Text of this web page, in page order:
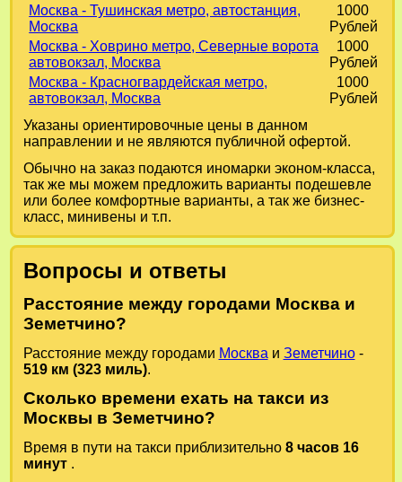
Москва - Тушинская метро, автостанция,
Москва
1000
Рублей
Москва - Ховрино метро, Северные ворота
автовокзал, Москва
1000
Рублей
Москва - Красногвардейская метро,
автовокзал, Москва
1000
Рублей
Указаны ориентировочные цены в данном
направлении и не являются публичной офертой.
Обычно на заказ подаются иномарки эконом-класса,
так же мы можем предложить варианты подешевле
или более комфортные варианты, а так же бизнес-
класс, минивены и т.п.
Вопросы и ответы
Расстояние между городами Москва и
Земетчино?
Расстояние между городами Москва и Земетчино-
519 км (323 миль).
Сколько времени ехать на такси из
Москвы в Земетчино?
Время в пути на такси приблизительно 8 часов 16
минут .